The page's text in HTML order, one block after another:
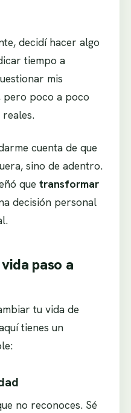
decidí hacer algo
tiempo a
mis
pero poco a poco
cuenta de que
sino de adentro.
que transformar
decisión personal
paso a
tu vida de
tienes un
no reconoces. Sé